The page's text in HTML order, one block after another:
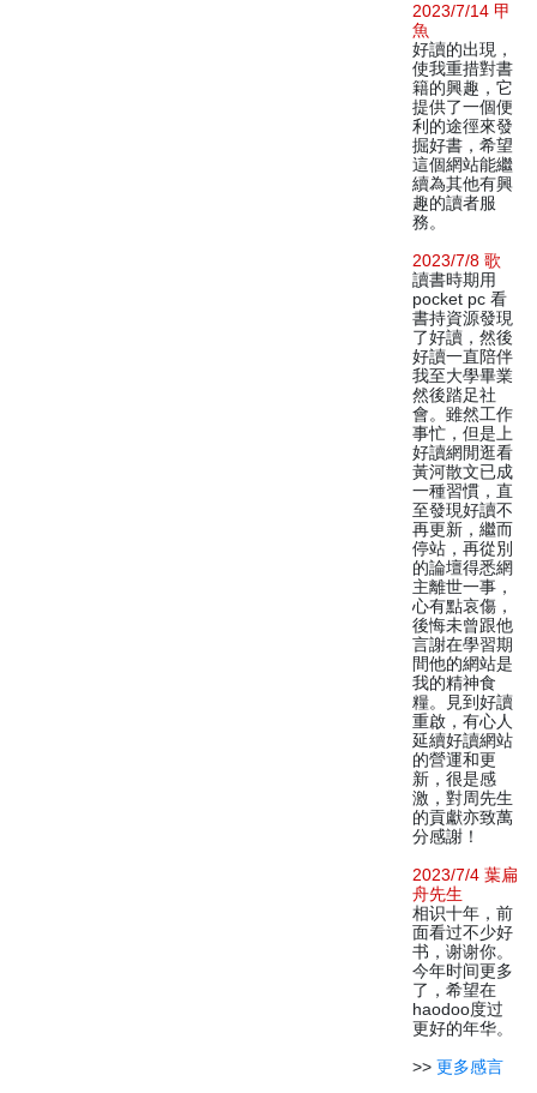
2023/7/14 甲
魚
好讀的出現，
使我重措對書
籍的興趣，它
提供了一個便
利的途徑來發
掘好書，希望
這個網站能繼
續為其他有興
趣的讀者服
務。
2023/7/8 歌
讀書時期用
pocket pc 看
書持資源發現
了好讀，然後
好讀一直陪伴
我至大學畢業
然後踏足社
會。雖然工作
事忙，但是上
好讀網閒逛看
黃河散文已成
一種習慣，直
至發現好讀不
再更新，繼而
停站，再從別
的論壇得悉網
主離世一事，
心有點哀傷，
後悔未曾跟他
言謝在學習期
間他的網站是
我的精神食
糧。見到好讀
重啟，有心人
延續好讀網站
的營運和更
新，很是感
激，對周先生
的貢獻亦致萬
分感謝！
2023/7/4 葉扁
舟先生
相识十年，前
面看过不少好
书，谢谢你。
今年时间更多
了，希望在
haodoo度过
更好的年华。
>> 更多感言